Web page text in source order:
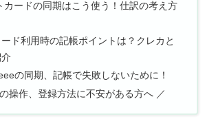
カードの同期はこう使う！仕訳の考え方
ド利用時の記帳ポイントは？クレカと
の同期、記帳で失敗しないために！
操作、登録方法に不安がある方へ ／